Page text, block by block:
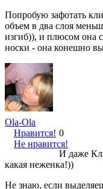
Попробую зафотать
объем в два слоя
изгиб)), и плюсом она
носки - она конешно
Ola-Ola
Нравится!
Не нравится!
0
И даже
какая неженка!))
Не знаю, если